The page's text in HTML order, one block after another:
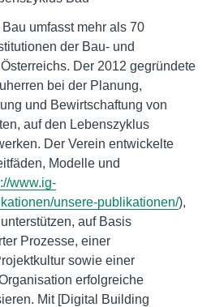
umfasst mehr als 70
der Bau- und
Der 2012 gegründete
bei der Planung,
und Bewirtschaftung von
auf den Lebenszyklus
Der Verein entwickelte
Modelle und
www.ig-
unsere-publikationen/),
auf Basis
Prozesse, einer
sowie einer
erfolgreiche
Mit [Digital Building